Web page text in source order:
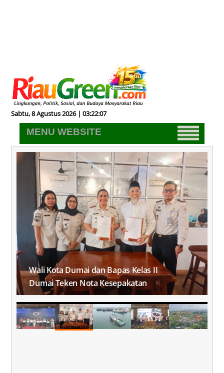
Sabtu, 8 Agustus 2026 | 03:22:08
MENU WEBSITE
Wali Kota Dumai dan Bapas Kelas II
Dumai Teken Nota Kesepakatan